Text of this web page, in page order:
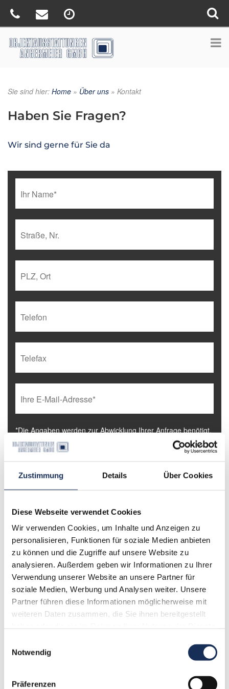
Zustimmung Details Über Cookies
Diese Webseite verwendet Cookies
Wir verwenden Cookies, um Inhalte und Anzeigen zu
personalisieren, Funktionen für soziale Medien anbieten
zu können und die Zugriffe auf unsere Website zu
analysieren. Außerdem geben wir Informationen zu Ihrer
Verwendung unserer Website an unsere Partner für
soziale Medien, Werbung und Analysen weiter. Unsere
Partner führen diese Informationen möglicherweise mit
weiteren Daten zusammen, die Sie ihnen bereitgestellt
Notwendig
Präferenzen
Sie sind hier: Home » Über uns » Kontakt
Haben Sie Fragen?
Wir sind gerne für Sie da
*Die Angaben werden zur Abwicklung Ihrer Anfrage benötigt.
Ich interessiere mich für:
Außenjalousien / Raffstoren
Terrassen-Markisen
Pergola-Markisen
Wintergarten-Markisen
Lamellendächer
Sonnensegel
Jalousien
Flächenvorhänge
Faltstores
Rollos
Zentralsteuerungssysteme
Insektenschutz